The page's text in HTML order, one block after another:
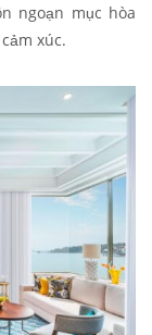
ngoạn mục hòa
xúc.